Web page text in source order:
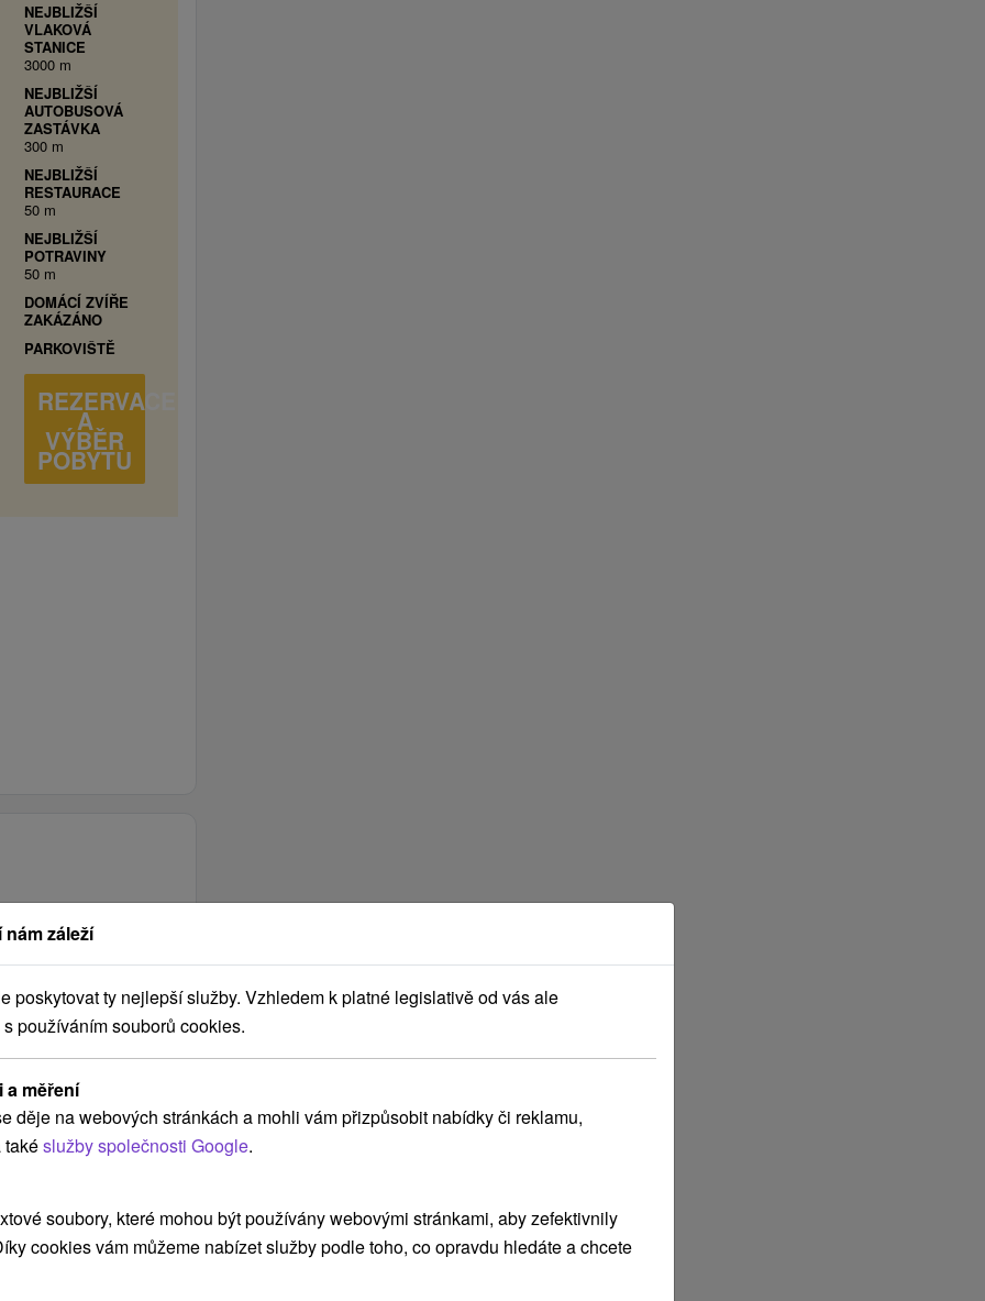
NEJBLIŽŠÍ
VLAKOVÁ
STANICE
3000 m
NEJBLIŽŠÍ
AUTOBUSOVÁ
ZASTÁVKA
300 m
NEJBLIŽŠÍ
RESTAURACE
50 m
NEJBLIŽŠÍ
POTRAVINY
50 m
DOMÁCÍ ZVÍŘE
ZAKÁZÁNO
PARKOVIŠTĚ
REZERVACE
A
VÝBĚR
POBYTU
záleží
poskytovat ty nejlepší služby. Vzhledem k platné legislativě od vás ale
používáním souborů cookies.
a měření
děje na webových stránkách a mohli vám přizpůsobit nabídky či reklamu,
takéslužby společnosti Google.
soubory, které mohou být používány webovými stránkami, aby zefektivnily
cookies vám můžeme nabízet služby podle toho, co opravdu hledáte a chcete